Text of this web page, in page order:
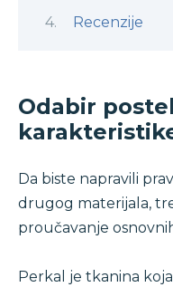
Recenzije
Odabir
Da biste napravili
drugog materijala,
proučavanje
Perkal je tkanina